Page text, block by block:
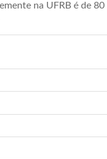
na UFRB é de